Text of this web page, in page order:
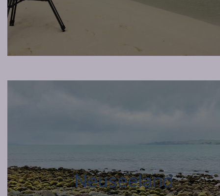
Neuseeland